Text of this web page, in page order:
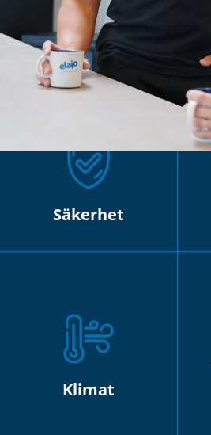
El & Energi
Säkerhet
Klimat